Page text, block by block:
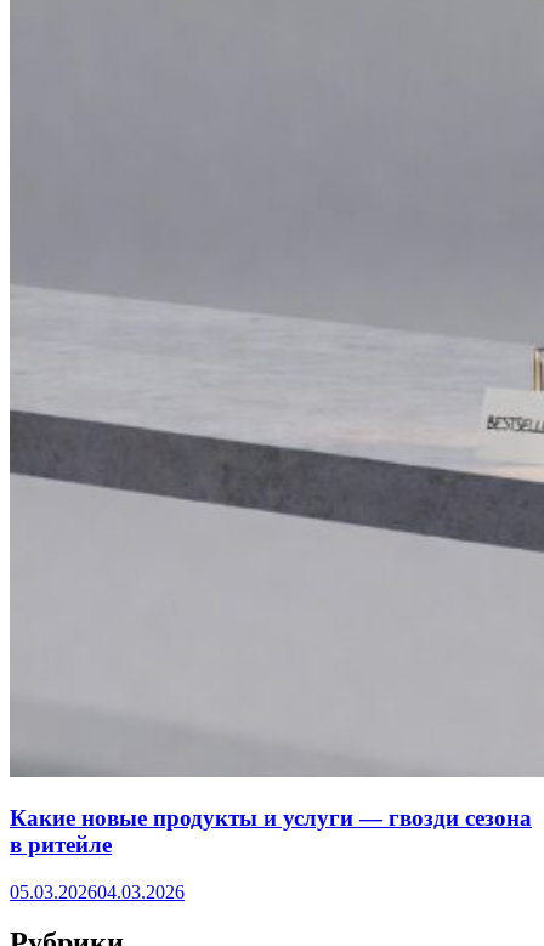
Какие новые продукты и услуги — гвозди сезона
в ритейле
05.03.202604.03.2026